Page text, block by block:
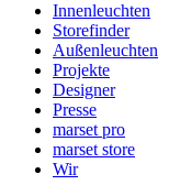
Innenleuchten
Storefinder
Außenleuchten
Projekte
Designer
Presse
marset pro
marset store
Wir